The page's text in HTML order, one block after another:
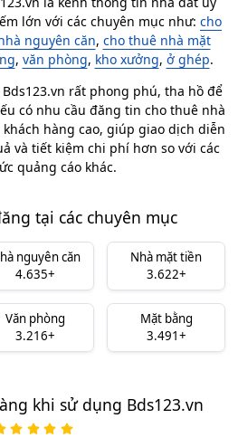
lớn với các chuyên mục như: cho
nguyên căn, cho thuê nhà mặt
, văn phòng, kho xưởng, ở ghép.
rất phong phú, tha hồ để
có nhu cầu đăng tin cho thuê nhà
hàng cao, giúp giao dịch diễn
và tiết kiệm chi phí hơn so với các
quảng cáo khác.
tại các chuyên mục
nguyên căn
4.635+
Nhà mặt tiền
3.622+
Văn phòng
3.216+
Mặt bằng
3.491+
khi sử dụng Bds123.vn